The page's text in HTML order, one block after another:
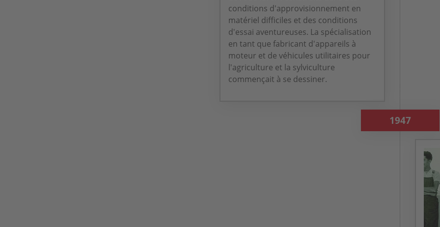
conditions d'approvisionnement en
matériel difficiles et des conditions
d'essai aventureuses. La spécialisation
en tant que fabricant d'appareils à
moteur et de véhicules utilitaires pour
l'agriculture et la sylviculture
commençait à se dessiner.
1947